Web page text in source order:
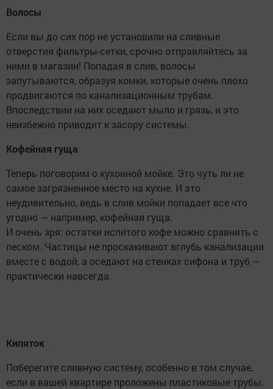
Волосы
Если вы до сих пор не установили на сливные
отверстия фильтры-сетки, срочно отправляйтесь за
ними в магазин! Попадая в слив, волосы
запутываются, образуя комки, которые очень плохо
продвигаются по канализационным трубам.
Впоследствии на них оседают мыло и грязь, и это
неизбежно приводит к засору системы.
Кофейная гуща
Теперь поговорим о кухонной мойке. Это чуть ли не
самое загрязненное место на кухне. И это
неудивительно, ведь в слив мойки попадает все что
угодно — например, кофейная гуща.
И очень зря: остатки испитого кофе можно сравнить с
песком. Частицы не проскакивают вглубь канализации
вместе с водой, а оседают на стенках сифона и труб —
практически навсегда.
Кипяток
Поберегите сливную систему, особенно в том случае,
если в вашей квартире проложены пластиковые трубы.